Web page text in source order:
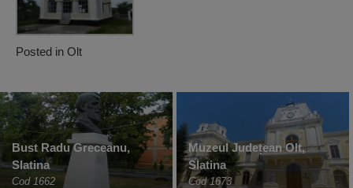
Posted in Olt
Bust Radu Greceanu,
Slatina
Cod 1662
Muzeul Județean Olt,
Slatina
Cod 1673